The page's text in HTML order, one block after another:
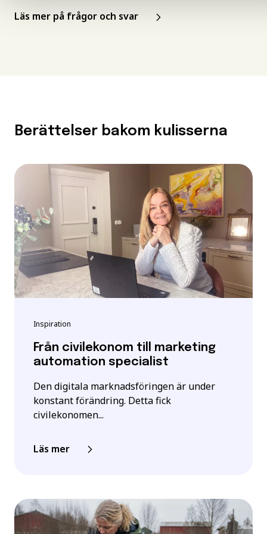
Läs mer på frågor och svar
Berättelser bakom kulisserna
Inspiration
Från civilekonom till marketing
automation specialist
Den digitala marknadsföringen är under
konstant förändring. Detta fick
civilekonomen...
Läs mer